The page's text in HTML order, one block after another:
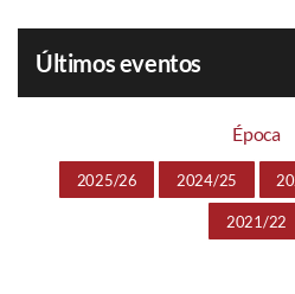
Últimos eventos
Época
2025/26 2024/25
2021/22